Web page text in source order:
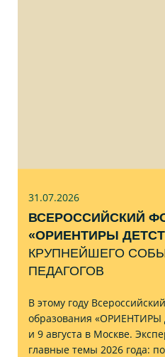
31.07.2026
ВСЕРОССИЙСКИЙ
«ОРИЕНТИРЫ
КРУПНЕЙШЕГО
ПЕДАГОГОВ
В этому году
образования «ОРИЕНТИРЫ
и 9 августа в Москве.
главные темы 2026 года: